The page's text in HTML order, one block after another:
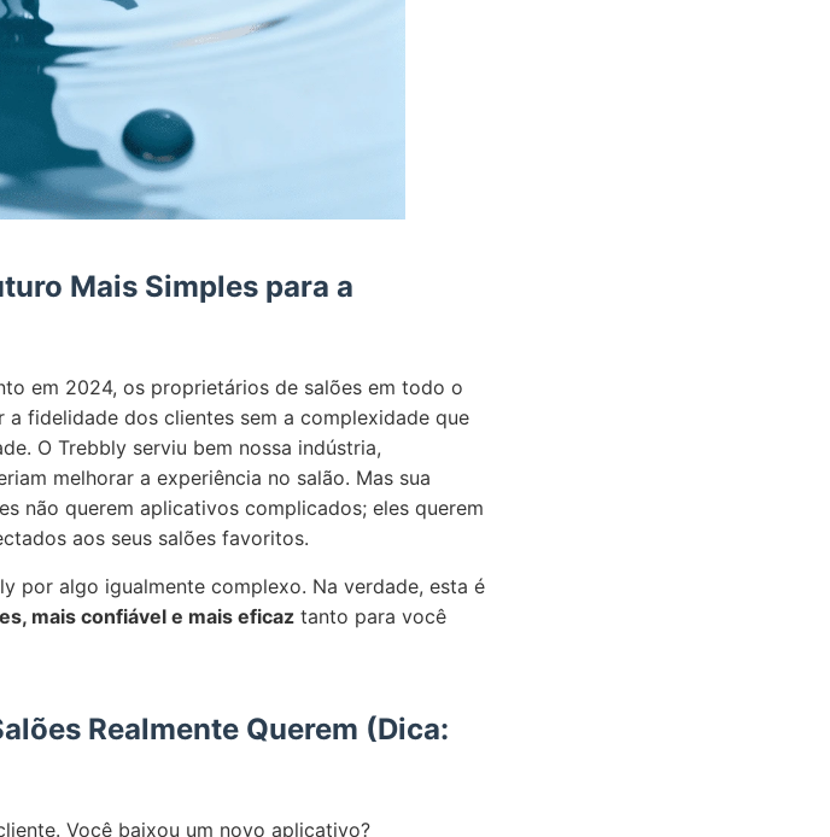
Mais Simples para a
em 2024, os proprietários de salões em todo o
fidelidade dos clientes sem a complexidade que
O Trebbly serviu bem nossa indústria,
melhorar a experiência no salão. Mas sua
não querem aplicativos complicados; eles querem
aos seus salões favoritos.
por algo igualmente complexo. Na verdade, esta é
mais confiável e mais eficaz tanto para você
Realmente Querem (Dica:
Você baixou um novo aplicativo?